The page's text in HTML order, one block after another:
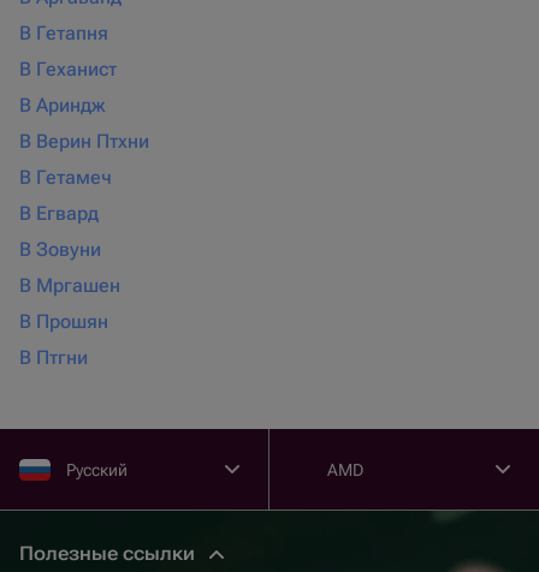
В Гетапня
В Геханист
В Ариндж
В Верин Птхни
В Гетамеч
В Егвард
В Зовуни
В Мргашен
В Прошян
В Птгни
Русский AMD
Полезные ссылки